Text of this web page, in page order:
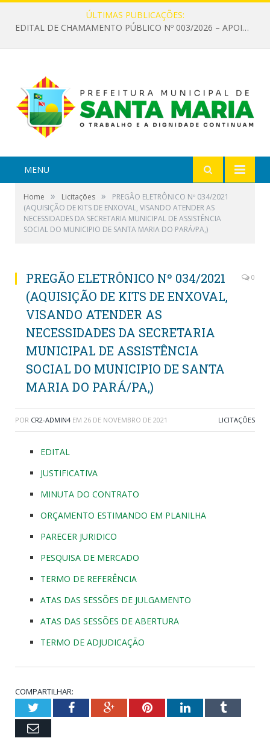
ÚLTIMAS PUBLICAÇÕES:
EDITAL DE CHAMAMENTO PÚBLICO Nº 003/2026 – APOIO À INFRAESTRUTURA CULTURAL
MENU
Home » Licitações »
PREGÃO ELETRÔNICO Nº 034/2021
(AQUISIÇÃO DE KITS DE ENXOVAL, VISANDO ATENDER AS
NECESSIDADES DA SECRETARIA MUNICIPAL DE ASSISTÊNCIA
SOCIAL DO MUNICIPIO DE SANTA MARIA DO PARÁ/PA,)
PREGÃO ELETRÔNICO Nº 034/2021
(AQUISIÇÃO DE KITS DE ENXOVAL,
VISANDO ATENDER AS
NECESSIDADES DA SECRETARIA
MUNICIPAL DE ASSISTÊNCIA
SOCIAL DO MUNICIPIO DE SANTA
MARIA DO PARÁ/PA,)
0
POR CR2-ADMIN4 EM 26 DE NOVEMBRO DE 2021 LICITAÇÕES
EDITAL
JUSTIFICATIVA
MINUTA DO CONTRATO
ORÇAMENTO ESTIMANDO EM PLANILHA
PARECER JURIDICO
PESQUISA DE MERCADO
TERMO DE REFERÊNCIA
ATAS DAS SESSÕES DE JULGAMENTO
ATAS DAS SESSÕES DE ABERTURA
TERMO DE ADJUDICAÇÃO
COMPARTILHAR:
TwitterFacebookGoogle+PinterestLinkedInTumblr
Email